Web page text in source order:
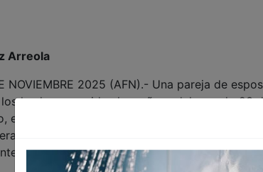
Arreola
NOVIEMBRE 2025 (AFN).- Una pareja de
hechos ocurridos la mañana del pasado 23
en la que fueron atacados por dos hombres
a Alonso, en tanto que los agentes del
de la situación.